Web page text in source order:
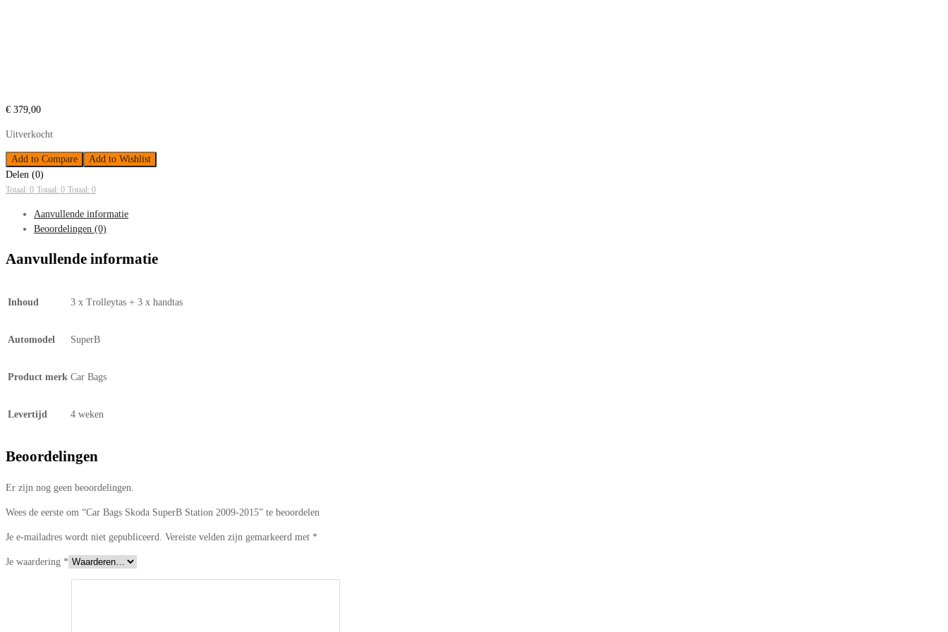
€ 379,00
Uitverkocht
Add to Compare
Add to Wishlist
Delen (0)
Totaal: 0 Totaal: 0 Totaal: 0
Aanvullende informatie
Beoordelingen (0)
Aanvullende informatie
Inhoud 3 x Trolleytas + 3 x handtas
Automodel SuperB
Product merk Car Bags
Levertijd 4 weken
Beoordelingen
Er zijn nog geen beoordelingen.
Wees de eerste om “Car Bags Skoda SuperB Station 2009-2015” te beoordelen
Je e-mailadres wordt niet gepubliceerd. Vereiste velden zijn gemarkeerd met *
Je waardering *